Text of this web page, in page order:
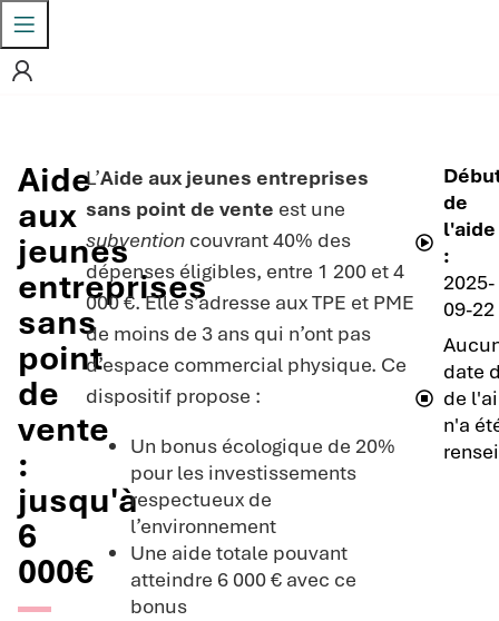
Aide
aux
jeunes
entreprises
sans
point
de
vente
:
jusqu'à
6
000€
L’Aide aux jeunes entreprises
sans point de vente est une
subventioncouvrant 40% des
dépenses éligibles, entre 1 200 et 4
000 €. Elle s’adresse aux TPE et PME
de moins de 3 ans qui n’ont pas
d’espace commercial physique. Ce
dispositif propose :
Un bonus écologique de 20%
pour les investissements
respectueux de
l’environnement
Une aide totale pouvant
atteindre 6 000 € avec ce
bonus
de
l'aide
:
2025-
09-22
date
de
n'a